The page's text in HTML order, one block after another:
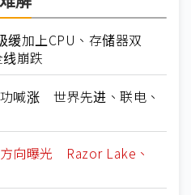
缓加上CPU、存储器双
崩跌
喊涨 世界先进、联电、
向曝光 Razor Lake、